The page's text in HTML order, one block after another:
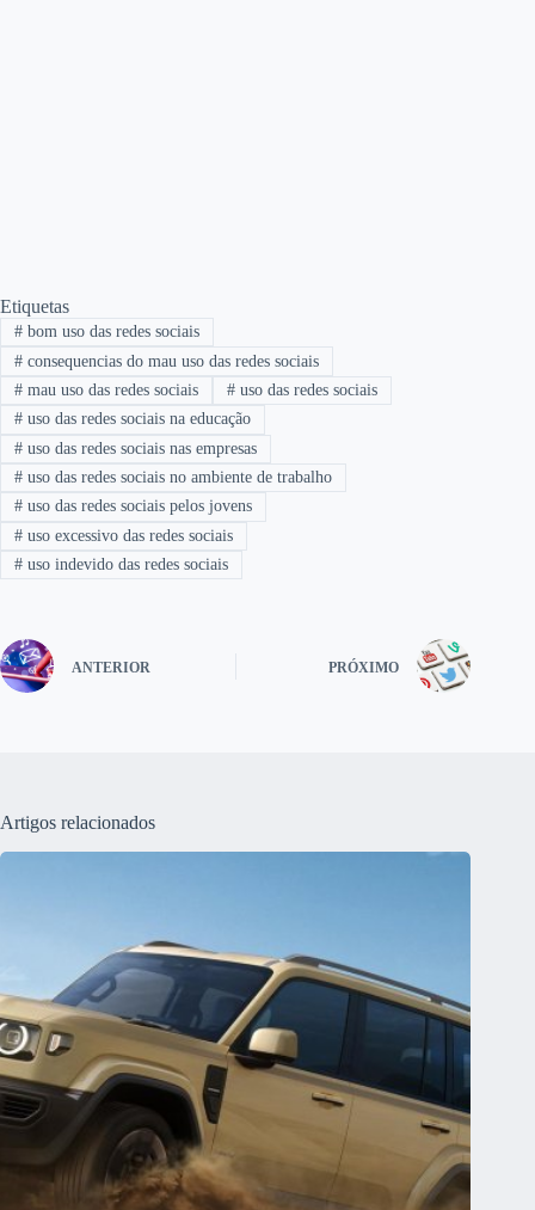
Etiquetas
#bom uso das redes sociais
#consequencias do mau uso das redes sociais
#mau uso das redes sociais #uso das redes sociais
#uso das redes sociais na educação
#uso das redes sociais nas empresas
#uso das redes sociais no ambiente de trabalho
#uso das redes sociais pelos jovens
#uso excessivo das redes sociais
#uso indevido das redes sociais
ANTERIOR PRÓXIMO
Artigos relacionados